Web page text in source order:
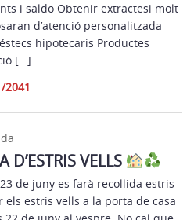
i saldo Obtenir extractesi molt
d’atenció personalitzada
hipotecaris Productes
[…]
2041
D’ESTRIS VELLS
de juny es farà recollida estris
els estris vells a la porta de casa